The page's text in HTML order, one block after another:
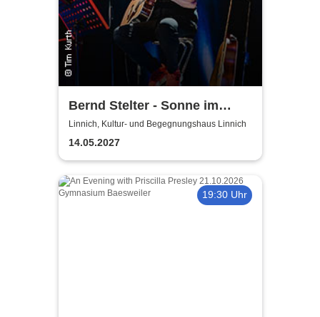
Bernd Stelter - Sonne im
Herzen, Blödsinn im Kopp!
Linnich, Kultur- und Begegnungshaus Linnich
14.05.2027
19:30 Uhr